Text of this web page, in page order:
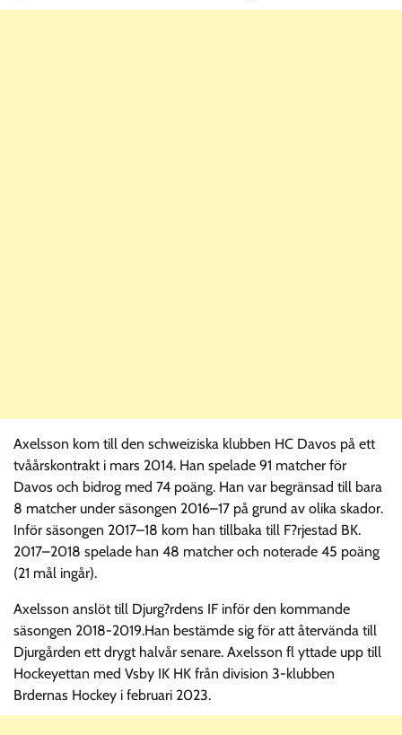
Axelsson kom till den schweiziska klubben HC Davos på ett
tvåårskontrakt i mars 2014. Han spelade 91 matcher för
Davos och bidrog med 74 poäng. Han var begränsad till bara
8 matcher under säsongen 2016–17 på grund av olika skador.
Inför säsongen 2017–18 kom han tillbaka till F?rjestad BK.
2017–2018 spelade han 48 matcher och noterade 45 poäng
(21 mål ingår).
Axelsson anslöt till Djurg?rdens IF inför den kommande
säsongen 2018-2019.Han bestämde sig för att återvända till
Djurgården ett drygt halvår senare. Axelsson fl yttade upp till
Hockeyettan med Vsby IK HK från division 3-klubben
Brdernas Hockey i februari 2023.